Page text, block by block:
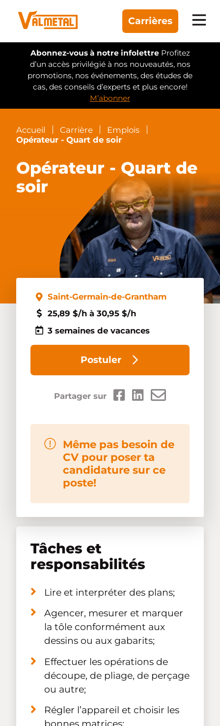
Abonnez-vous à notre infolettreProfitez
d’un accès privilégié à nos nouveautés, nos
promotions, nos événements, des études de
cas, des conseils d’experts et plus encore!
M’abonner
Carrières
Équipement
Gammes
Automatisation
Réalisations
Trouver un concessionnaire
Nous joindre
Accès concessionnaire
Accueil Carrière
Emplois
Opérateur - Quart de soir
Opérateur - Quart de
soir
Saint-Germain-de-Grantham
25,89 $/h à 30,95 $/h
3 semaines de vacances
Postuler
Partager sur
Même pas besoin de
CV pour poser ta
candidature sur ce
poste!
Tâches et
responsabilités
Lire et interpréter des plans;
Agencer, mesurer et marquer
la tôle conformément aux
dessins ou aux gabarits;
Effectuer les opérations de
découpe, de pliage, de perçage
ou autre;
Régler l’appareil et choisir les
bonnes matrices;